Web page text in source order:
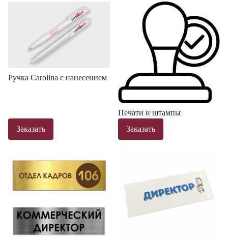
Ручка Carolina с нанесением
Заказать
Печати и штампы
Заказать